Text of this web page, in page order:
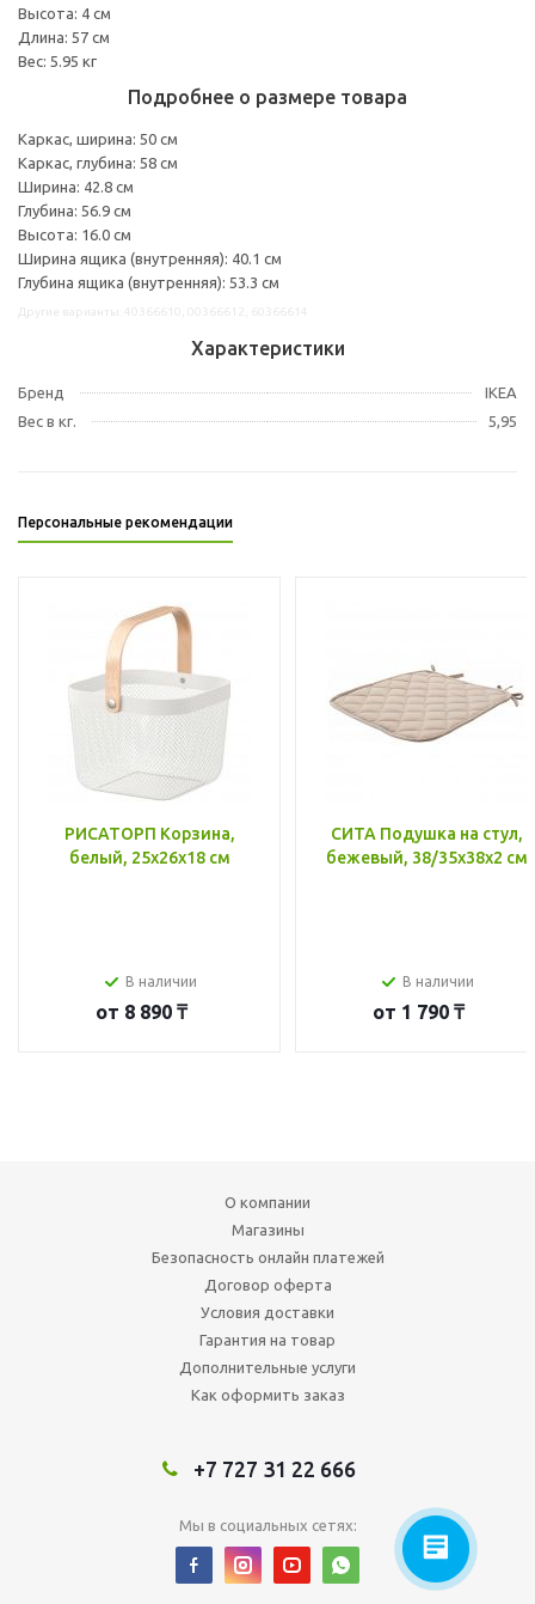
Высота: 4 см
Длина: 57 см
Вес: 5.95 кг
Подробнее о размере товара
Каркас, ширина: 50 см
Каркас, глубина: 58 см
Ширина: 42.8 см
Глубина: 56.9 см
Высота: 16.0 см
Ширина ящика (внутренняя): 40.1 см
Глубина ящика (внутренняя): 53.3 см
Характеристики
Бренд
IKEA
Вес в кг.
5,95
Персональные рекомендации
РИСАТОРП Корзина,
белый, 25x26x18 см
В наличии
от 8 890 ₸
СИТА Подушка на стул,
бежевый, 38/35x38x2 см
В наличии
от 1 790 ₸
О компании
Магазины
Безопасность онлайн платежей
Договор оферта
Условия доставки
Гарантия на товар
Дополнительные услуги
Как оформить заказ
+7 727 31 22 666
Мы в социальных сетях: